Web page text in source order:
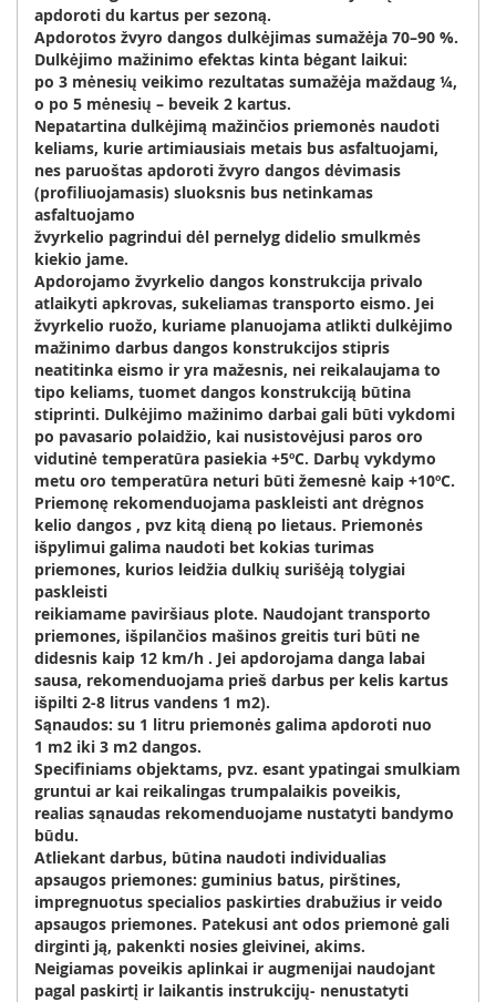
apdoroti du kartus per sezoną.
Apdorotos žvyro dangos dulkėjimas sumažėja 70–90 %.
Dulkėjimo mažinimo efektas kinta bėgant laikui:
po 3 mėnesių veikimo rezultatas sumažėja maždaug ¼,
o po 5 mėnesių – beveik 2 kartus.
Nepatartina dulkėjimą mažinčios priemonės naudoti
keliams, kurie artimiausiais metais bus asfaltuojami,
nes paruoštas apdoroti žvyro dangos dėvimasis
(profiliuojamasis) sluoksnis bus netinkamas
asfaltuojamo
žvyrkelio pagrindui dėl pernelyg didelio smulkmės
kiekio jame.
Apdorojamo žvyrkelio dangos konstrukcija privalo
atlaikyti apkrovas, sukeliamas transporto eismo. Jei
žvyrkelio ruožo, kuriame planuojama atlikti dulkėjimo
mažinimo darbus dangos konstrukcijos stipris
neatitinka eismo ir yra mažesnis, nei reikalaujama to
tipo keliams, tuomet dangos konstrukciją būtina
stiprinti. Dulkėjimo mažinimo darbai gali būti vykdomi
po pavasario polaidžio, kai nusistovėjusi paros oro
vidutinė temperatūra pasiekia +5ºC. Darbų vykdymo
metu oro temperatūra neturi būti žemesnė kaip +10ºC.
Priemonę rekomenduojama paskleisti ant drėgnos
kelio dangos , pvz kitą dieną po lietaus. Priemonės
išpylimui galima naudoti bet kokias turimas
priemones, kurios leidžia dulkių surišėją tolygiai
paskleisti
reikiamame paviršiaus plote. Naudojant transporto
priemones, išpilančios mašinos greitis turi būti ne
didesnis kaip 12 km/h . Jei apdorojama danga labai
sausa, rekomenduojama prieš darbus per kelis kartus
išpilti 2-8 litrus vandens 1 m2).
Sąnaudos: su 1 litru priemonės galima apdoroti nuo
1 m2 iki 3 m2 dangos.
Specifiniams objektams, pvz. esant ypatingai smulkiam
gruntui ar kai reikalingas trumpalaikis poveikis,
realias sąnaudas rekomenduojame nustatyti bandymo
būdu.
Atliekant darbus, būtina naudoti individualias
apsaugos priemones: guminius batus, pirštines,
impregnuotus specialios paskirties drabužius ir veido
apsaugos priemones. Patekusi ant odos priemonė gali
dirginti ją, pakenkti nosies gleivinei, akims.
Neigiamas poveikis aplinkai ir augmenijai naudojant
pagal paskirtį ir laikantis instrukcijų- nenustatyti